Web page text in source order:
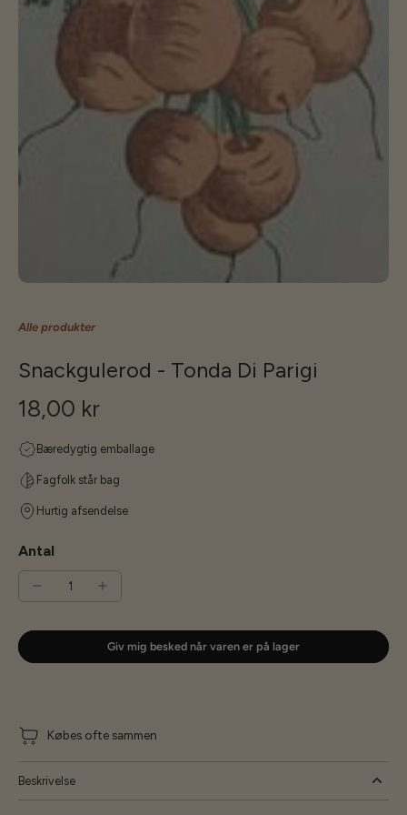
Alle produkter
Snackgulerod - Tonda Di Parigi
18,00 kr
Bæredygtig emballage
Fagfolk står bag
Hurtig afsendelse
Antal
Giv mig besked når varen er på lager
Købes ofte sammen
Beskrivelse